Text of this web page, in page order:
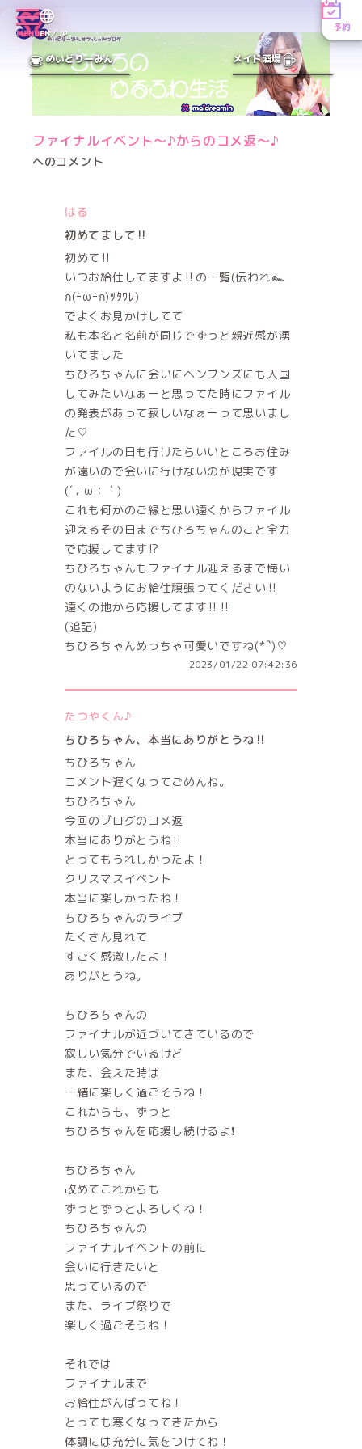
MENUEN／JP
予約
めいどりーみん メイド酒場
ファイナルイベント〜♪からのコメ返〜♪
へのコメント
はる
初めてまして‼️
初めて‼️
いつお給仕してますよ‼️の一覧(伝われ๛
ก(ｰ̀ωｰ́ก)ﾂﾀﾜﾚ)
でよくお見かけしてて
私も本名と名前が同じでずっと親近感が湧
いてました
ちひろちゃんに会いにヘンブンズにも入国
してみたいなぁーと思ってた時にファイル
の発表があって寂しいなぁーって思いまし
た♡
ファイルの日も行けたらいいところお住み
が遠いので会いに行けないのが現実です
(´；ω；｀)
これも何かのご縁と思い遠くからファイル
迎えるその日までちひろちゃんのこと全力
で応援してます⁉️
ちひろちゃんもファイナル迎えるまで悔い
のないようにお給仕頑張ってください‼️
遠くの地から応援してます‼️‼️
(追記)
ちひろちゃんめっちゃ可愛いですね(*´`)♡
2023/01/22 07:42:36
たつやくん♪
ちひろちゃん、本当にありがとうね‼️
ちひろちゃん
コメント遅くなってごめんね。
ちひろちゃん
今回のブログのコメ返
本当にありがとうね‼️
とってもうれしかったよ！
クリスマスイベント
本当に楽しかったね！
ちひろちゃんのライブ
たくさん見れて
すごく感激したよ！
ありがとうね。
ちひろちゃんの
ファイナルが近づいてきているので
寂しい気分でいるけど
また、会えた時は
一緒に楽しく過ごそうね！
これからも、ずっと
ちひろちゃんを応援し続けるよ❗️
ちひろちゃん
改めてこれからも
ずっとずっとよろしくね！
ちひろちゃんの
ファイナルイベントの前に
会いに行きたいと
思っているので
また、ライブ祭りで
楽しく過ごそうね！
それでは
ファイナルまで
お給仕がんばってね！
とっても寒くなってきたから
体調には充分に気をつけてね！